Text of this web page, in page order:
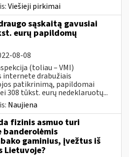
Viešieji pirkimai
sąskaitą gavusiai
eurų papildomų
08-08
(toliau – VMI)
drabužiais
patikrinimą, papildomai
308 tūkst. eurų nedeklaruotų...
Naujiena
fizinis asmuo turi
banderolėmis
gaminius, įvežtus iš
Lietuvoje?